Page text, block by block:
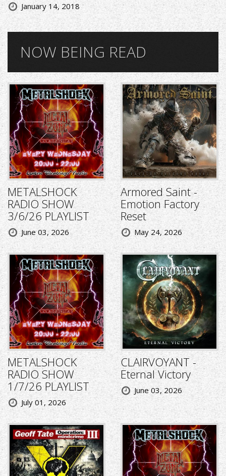
January 14, 2018
NOW BEING READ
METALSHOCK
RADIO SHOW
3/6/26 PLAYLIST
June 03, 2026
Armored Saint -
Emotion Factory
Reset
May 24, 2026
METALSHOCK
RADIO SHOW
1/7/26 PLAYLIST
July 01, 2026
CLAIRVOYANT -
Eternal Victory
June 03, 2026